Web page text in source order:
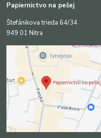
Papiernictvo na pešej
Štefánikova trieda 64/34
949 01 Nitra